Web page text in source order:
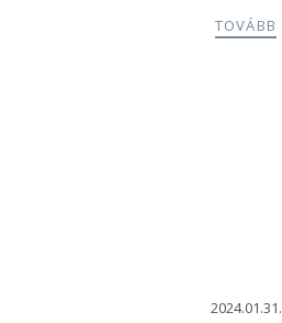
TOVÁBB
2024.01.31.